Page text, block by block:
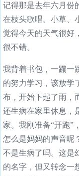
记得那是去年六月份
在枝头歌唱。小草、
觉得今天的天气很好
很不错。
我背着书包，一蹦一
的努力学习，该放学
布，开始下起了雨，
还生病在家里休息，
家。我刚准备“开跑”
怎么是妈妈的声音呢
不是生病了吗。这是
的名字，但又转念一